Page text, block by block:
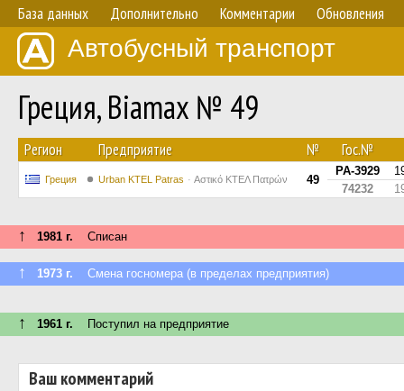
База данных Дополнительно Комментарии Обновления
Автобусный транспорт
Греция, Biamax № 49
Регион Предприятие № Гос.№
Греция Urban KTEL Patras Αστικό ΚΤΕΛ Πατρών 49
PA-3929
74232
↑ 1981 г. Списан
↑ 1973 г. Смена госномера (в пределах предприятия)
↑ 1961 г. Поступил на предприятие
Ваш комментарий